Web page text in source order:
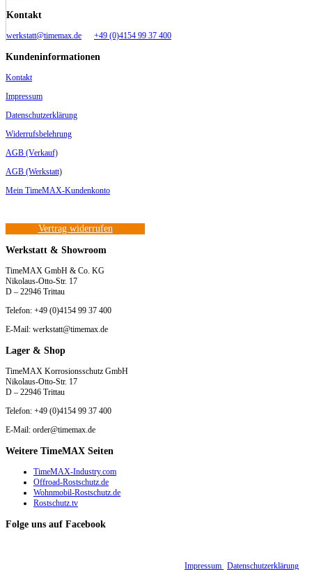
Kontakt
werkstatt@timemax.de +49 (0)4154 99 37 400
Kundeninformationen
Kontakt
Impressum
Datenschutzerklärung
Widerrufsbelehrung
AGB (Verkauf)
AGB (Werkstatt)
Mein TimeMAX-Kundenkonto
Vertrag widerrufen
Werkstatt & Showroom
TimeMAX GmbH & Co. KG
Nikolaus-Otto-Str. 17
D – 22946 Trittau
Telefon: +49 (0)4154 99 37 400
E-Mail: werkstatt@timemax.de
Lager & Shop
TimeMAX Korrosionsschutz GmbH
Nikolaus-Otto-Str. 17
D – 22946 Trittau
Telefon: +49 (0)4154 99 37 400
E-Mail: order@timemax.de
Weitere TimeMAX Seiten
TimeMAX-Industry.com
Offroad-Rostschutz.de
Wohnmobil-Rostschutz.de
Rostschutz.tv
Folge uns auf Facebook
Impressum Datenschutzerklärung